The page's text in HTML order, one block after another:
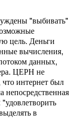
"выбивать"
цель. Деньги
вычисления,
данных,
ЦЕРН не
интернет был
в